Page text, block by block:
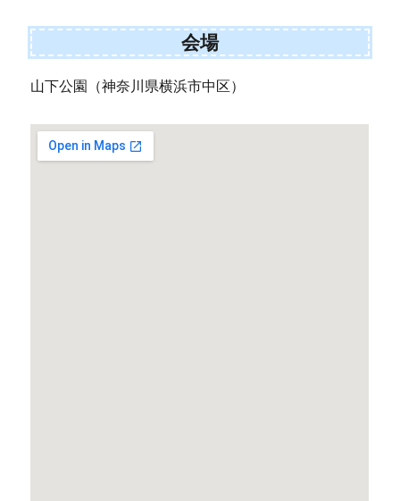
会場
山下公園（神奈川県横浜市中区）